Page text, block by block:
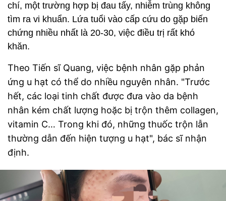
chí, một trường hợp bị đau tấy, nhiễm trùng không
tìm ra vi khuẩn. Lứa tuổi vào cấp cứu do gặp biến
chứng nhiều nhất là 20-30, việc điều trị rất khó
khăn.
Theo Tiến sĩ Quang, việc bệnh nhân gặp phản
ứng u hạt có thể do nhiều nguyên nhân. "Trước
hết, các loại tinh chất được đưa vào da bệnh
nhân kém chất lượng hoặc bị trộn thêm collagen,
vitamin C… Trong khi đó, những thuốc trộn lẫn
thường dẫn đến hiện tượng u hạt", bác sĩ nhận
định.